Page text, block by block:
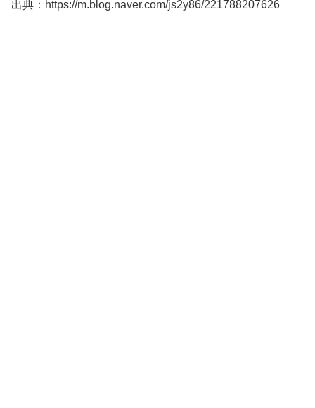
出典：https://m.blog.naver.com/js2y86/221788207626